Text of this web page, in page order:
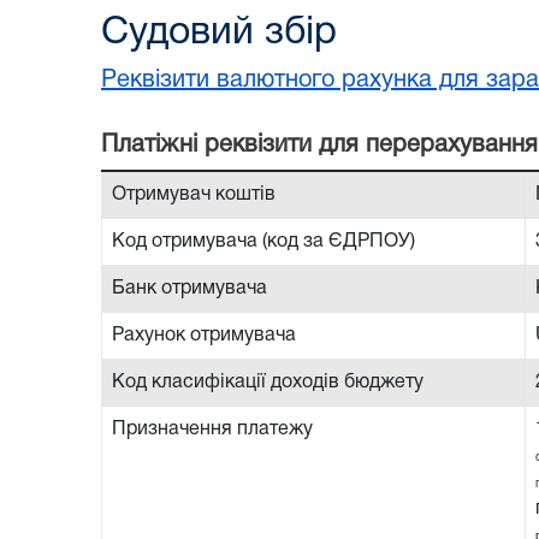
Судовий збір
Реквізити валютного рахунка для
Платiжнi реквiзити для
Отримувач коштів
Код отримувача (код за ЄДРПОУ)
Банк отримувача
Рахунок отримувача
Код класифікації доходів бюджету
Призначення платежу